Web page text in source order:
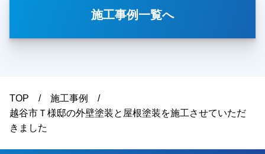
レーションなども含めて、外壁塗装の施工内容を
「仕上がりもとても綺麗で、色も思っていた通り
になりました」とのお言葉をいただき、ご満足い
ただけたようで私たちも大変嬉しく思っておりま
す。この度は大切なお住まいの外壁塗装工事をお
任せいただき、誠にありがとうございました。
施工事例一覧へ
TOP
施工事例
越谷市Ｔ様邸の外壁塗装と屋根塗装を施工させていただ
きました